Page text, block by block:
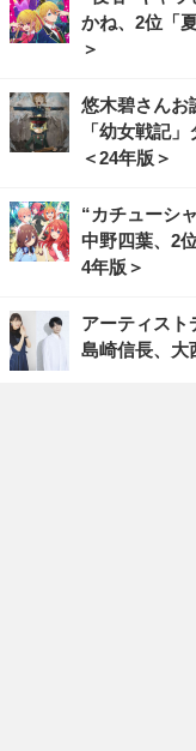
かね、2位「
＞
悠木碧さんお
「幼女戦記
＜24年版＞
“カチューシ
中野四葉、2
4年版＞
アーティスト
島崎信長、大